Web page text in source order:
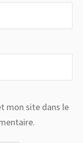
mon site dans le